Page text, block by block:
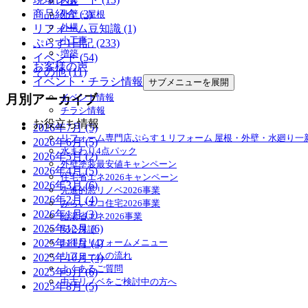
外壁・屋根
外構
小工事
増築
お客様の声
イベント・チラシ情報
サブメニューを展開
イベント情報
チラシ情報
お役立ち情報
リフォーム専門店ぷらす１リフォーム 屋根・外壁・水廻り一
水まわり4点パック
外壁塗装最安値キャンペーン
住宅省エネ2026キャンペーン
先進的窓リノベ2026事業
みらいエコ住宅2026事業
給湯省エネ2026事業
安心保証
お得なリフォームメニュー
リフォームの流れ
よくあるご質問
中古リノベをご検討中の方へ
商品紹介 (3)
リフォーム豆知識 (1)
ぷらす1日記 (233)
イベント (54)
その他 (11)
月別アーカイブ
2026年7月 (5)
2026年6月 (5)
2026年5月 (2)
2026年4月 (5)
2026年3月 (6)
2026年2月 (4)
2026年1月 (3)
2025年12月 (6)
2025年11月 (4)
2025年10月 (4)
2025年9月 (6)
2025年8月 (5)